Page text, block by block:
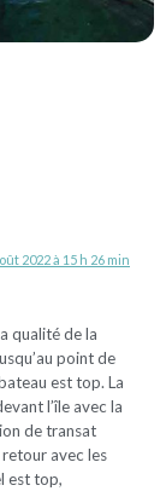
2022 à 15 h 26 min
qualité de la
point de
est top. La
l’île avec la
de transat
retour avec les
est top,